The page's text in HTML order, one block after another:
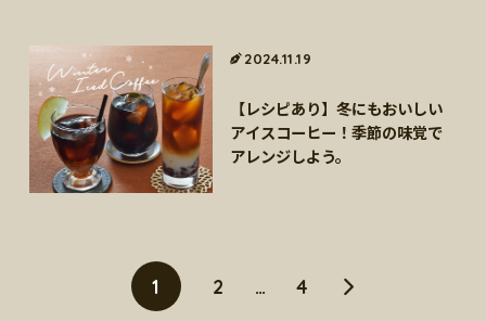
【レシピあり】冬にもおいしい
アイスコーヒー！季節の味覚で
アレンジしよう。
2024.11.19
1 2 … 4